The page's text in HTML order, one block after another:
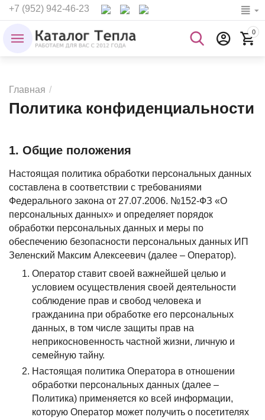
+7 (952) 942-46-23
0
Главная /
Политика конфиденциальности
1. Общие положения
Настоящая политика обработки персональных данных
составлена в соответствии с требованиями
Федерального закона от 27.07.2006. №152-ФЗ «О
персональных данных» и определяет порядок
обработки персональных данных и меры по
обеспечению безопасности персональных данных ИП
Зеленский Максим Алексеевич (далее – Оператор).
Оператор ставит своей важнейшей целью и
условием осуществления своей деятельности
соблюдение прав и свобод человека и
гражданина при обработке его персональных
данных, в том числе защиты прав на
неприкосновенность частной жизни, личную и
семейную тайну.
Настоящая политика Оператора в отношении
обработки персональных данных (далее –
Политика) применяется ко всей информации,
которую Оператор может получить о посетителях